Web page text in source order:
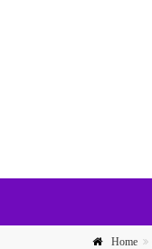
Home